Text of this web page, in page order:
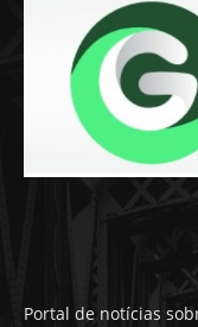
Portal de notícias